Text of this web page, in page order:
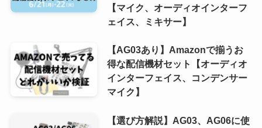
【マイク、オーディオインターフ
ェイス、ミキサー】
【AG03あり】Amazonで揃うお
得な配信機材セット【オーディオ
インターフェイス、コンデンサー
マイク】
【選び方解説】AG03、AG06に使